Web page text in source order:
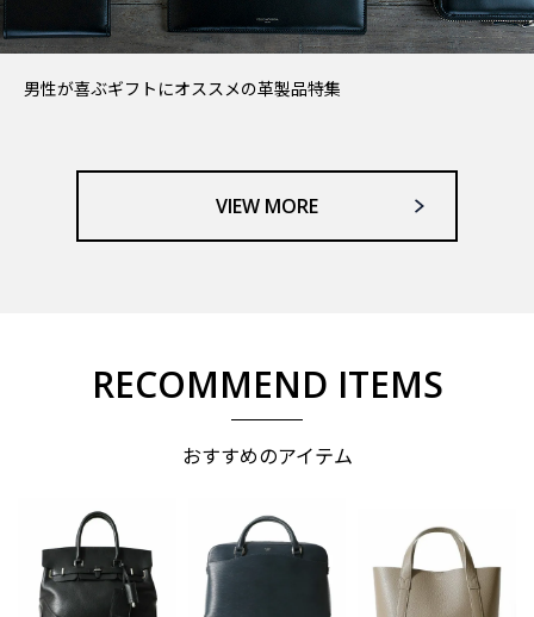
男性が喜ぶギフトにオススメの革製品特集
VIEW MORE
RECOMMEND ITEMS
おすすめのアイテム